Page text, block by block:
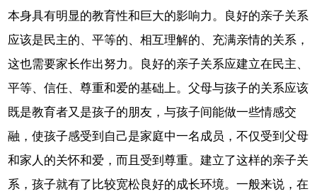
本身具有明显的教育性和巨大的影响力。良好的亲子关系
应该是民主的、平等的、相互理解的、充满亲情的关系，
这也需要家长作出努力。良好的亲子关系应建立在民主、
平等、信任、尊重和爱的基础上。父母与孩子的关系应该
既是教育者又是孩子的朋友，与孩子间能做一些情感交
融，使孩子感受到自己是家庭中一名成员，不仅受到父母
和家人的关怀和爱，而且受到尊重。建立了这样的亲子关
系，孩子就有了比较宽松良好的成长环境。一般来说，在